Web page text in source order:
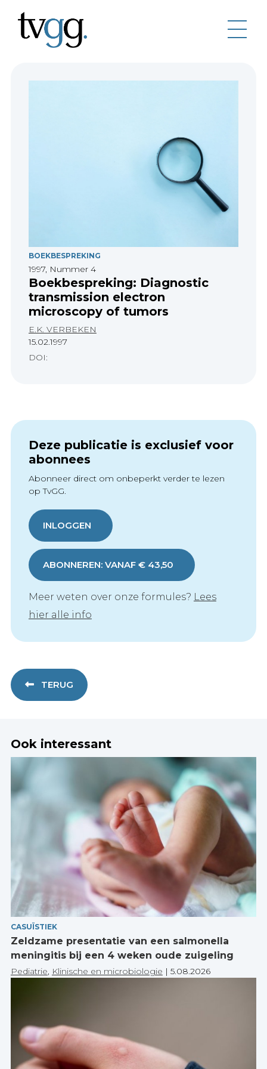
BOEKBESPREKING
1997, Nummer 4
Boekbespreking: Diagnostic
transmission electron
microscopy of tumors
E.K. VERBEKEN
15.02.1997
DOI:
Deze publicatie is exclusief voor
abonnees
Abonneer direct om onbeperkt verder te lezen
op TvGG.
INLOGGEN
ABONNEREN: VANAF € 43,50
Meer weten over onze formules? Lees
hier alle info
TERUG
Ook interessant
CASUÏSTIEK
Zeldzame presentatie van een salmonella
meningitis bij een 4 weken oude zuigeling
Pediatrie, Klinische en microbiologie | 5.08.2026